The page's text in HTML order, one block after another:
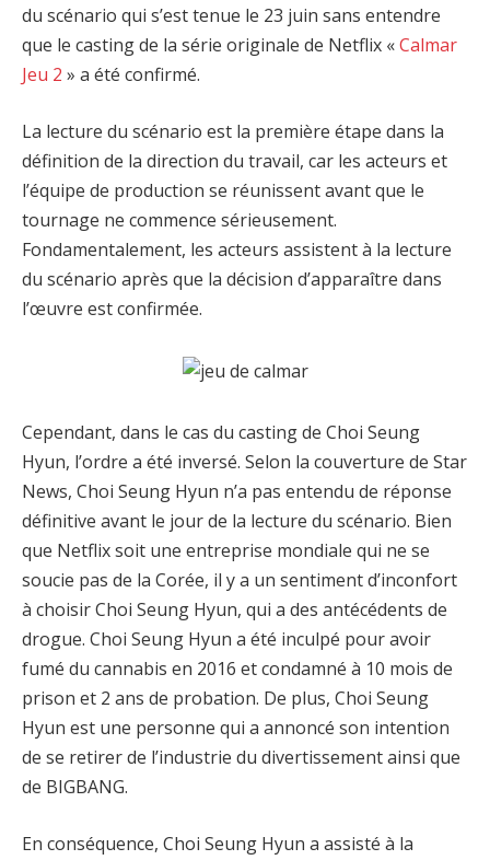
du scénario qui s’est tenue le 23 juin sans entendre
que le casting de la série originale de Netflix «Calmar
Jeu 2 » a été confirmé.
La lecture du scénario est la première étape dans la
définition de la direction du travail, car les acteurs et
l’équipe de production se réunissent avant que le
tournage ne commence sérieusement.
Fondamentalement, les acteurs assistent à la lecture
du scénario après que la décision d’apparaître dans
l’œuvre est confirmée.
Cependant, dans le cas du casting de Choi Seung
Hyun, l’ordre a été inversé. Selon la couverture de Star
News, Choi Seung Hyun n’a pas entendu de réponse
définitive avant le jour de la lecture du scénario. Bien
que Netflix soit une entreprise mondiale qui ne se
soucie pas de la Corée, il y a un sentiment d’inconfort
à choisir Choi Seung Hyun, qui a des antécédents de
drogue. Choi Seung Hyun a été inculpé pour avoir
fumé du cannabis en 2016 et condamné à 10 mois de
prison et 2 ans de probation. De plus, Choi Seung
Hyun est une personne qui a annoncé son intention
de se retirer de l’industrie du divertissement ainsi que
de BIGBANG.
En conséquence, Choi Seung Hyun a assisté à la